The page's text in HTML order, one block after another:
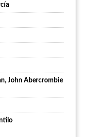
John Abercrombie